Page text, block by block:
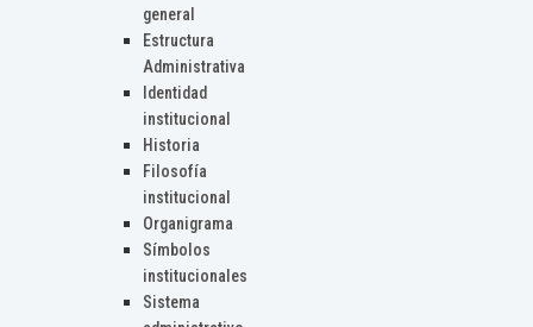
general
Estructura
Administrativa
Identidad
institucional
Historia
Filosofía
institucional
Organigrama
Símbolos
institucionales
Sistema